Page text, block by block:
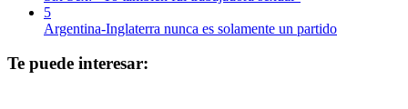
5
Argentina-Inglaterra nunca es solamente un partido
Te puede interesar: